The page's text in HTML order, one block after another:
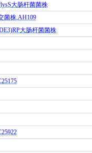
大肠杆菌菌株
菌株 ,AH109
大肠杆菌菌株